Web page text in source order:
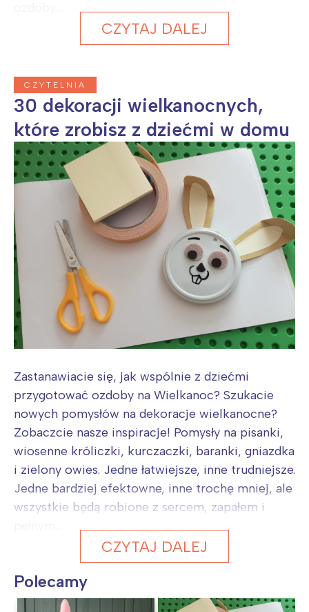
CZYTAJ DALEJ
CZYTELNIA
30 dekoracji wielkanocnych,
które zrobisz z dziećmi w domu
Zastanawiacie się, jak wspólnie z dziećmi
przygotować ozdoby na Wielkanoc? Szukacie
nowych pomysłów na dekoracje wielkanocne?
Zobaczcie nasze inspiracje! Pomysły na pisanki,
wiosenne króliczki, kurczaczki, baranki, gniazdka
i zielony owies. Jedne łatwiejsze, inne trudniejsze.
Jedne bardziej efektowne, inne trochę mniej, ale
wszystkie będą robione z sercem, zapałem i
CZYTAJ DALEJ
Polecamy